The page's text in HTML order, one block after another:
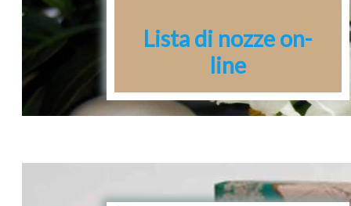
Lista di nozze on-
line
richiedete la lista di nozze on
fornita
potrete visualizzare i regali
ricevuti